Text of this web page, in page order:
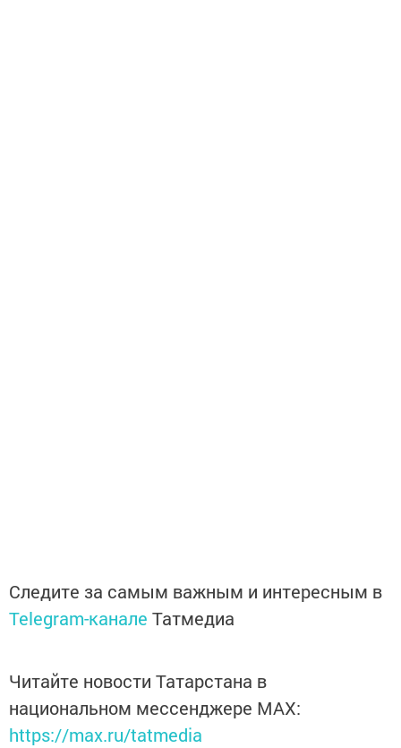
Следите за самым важным и интересным в
Telegram-канале Татмедиа
Читайте новости Татарстана в
национальном мессенджере MАХ:
https://max.ru/tatmedia